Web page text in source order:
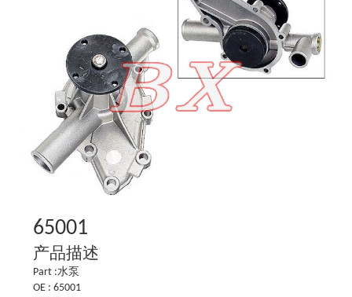
65001
产品描述
Part :水泵
OE : 65001